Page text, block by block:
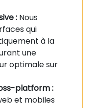
: Nous
qui
à la
une
optimale sur
platform :
et mobiles